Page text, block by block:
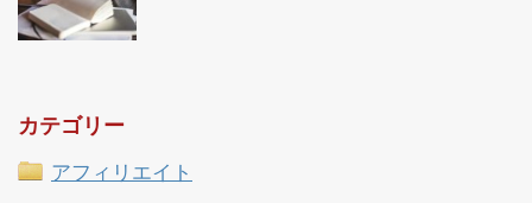
カテゴリー
アフィリエイト